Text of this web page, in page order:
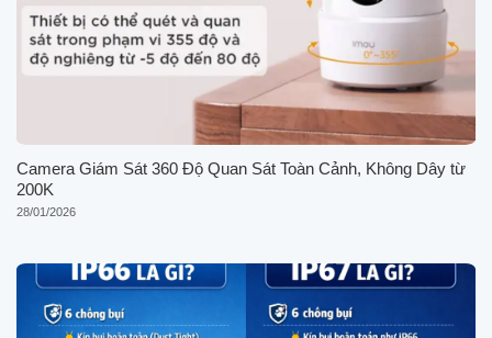
Camera Giám Sát 360 Độ Quan Sát Toàn Cảnh, Không Dây từ
200K
28/01/2026